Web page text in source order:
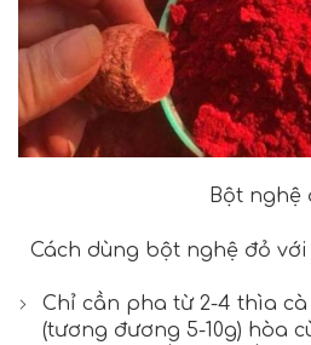
Bột nghệ
Cách dùng bột nghệ đỏ với
Chỉ cần pha từ 2-4 thìa
(tương đương 5-10g) hòa